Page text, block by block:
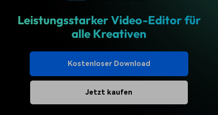
Leistungsstarker Video-Editor für
alle Kreativen
Kostenloser Download
Jetzt kaufen